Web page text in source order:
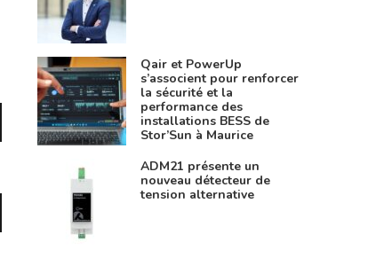
Qair et PowerUp
s’associent pour renforcer
la sécurité et la
performance des
installations BESS de
Stor’Sun à Maurice
ADM21 présente un
nouveau détecteur de
tension alternative